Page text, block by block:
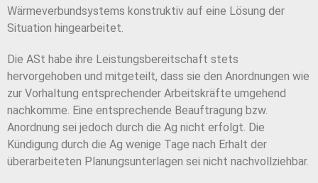
Wärmeverbundsystems konstruktiv auf eine Lösung der
Situation hingearbeitet.
Die ASt habe ihre Leistungsbereitschaft stets
hervorgehoben und mitgeteilt, dass sie den Anordnungen wie
zur Vorhaltung entsprechender Arbeitskräfte umgehend
nachkomme. Eine entsprechende Beauftragung bzw.
Anordnung sei jedoch durch die Ag nicht erfolgt. Die
Kündigung durch die Ag wenige Tage nach Erhalt der
überarbeiteten Planungsunterlagen sei nicht nachvollziehbar.